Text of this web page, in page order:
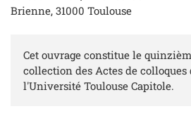
Brienne, 31000 Toulouse
Cet ouvrage constitue le
collection des Actes de colloques
l'Université Toulouse Capitole.